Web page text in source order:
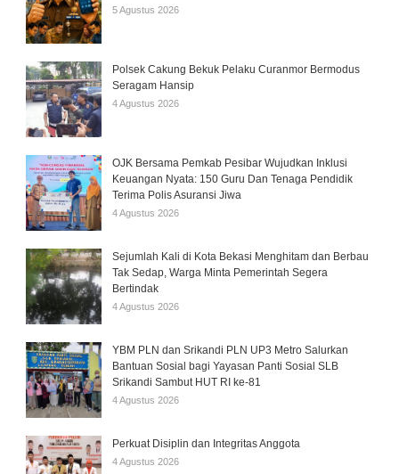
5 Agustus 2026
Polsek Cakung Bekuk Pelaku Curanmor Bermodus
Seragam Hansip
4 Agustus 2026
OJK Bersama Pemkab Pesibar Wujudkan Inklusi
Keuangan Nyata: 150 Guru Dan Tenaga Pendidik
Terima Polis Asuransi Jiwa
4 Agustus 2026
Sejumlah Kali di Kota Bekasi Menghitam dan Berbau
Tak Sedap, Warga Minta Pemerintah Segera
Bertindak
4 Agustus 2026
YBM PLN dan Srikandi PLN UP3 Metro Salurkan
Bantuan Sosial bagi Yayasan Panti Sosial SLB
Srikandi Sambut HUT RI ke-81
4 Agustus 2026
Perkuat Disiplin dan Integritas Anggota
4 Agustus 2026